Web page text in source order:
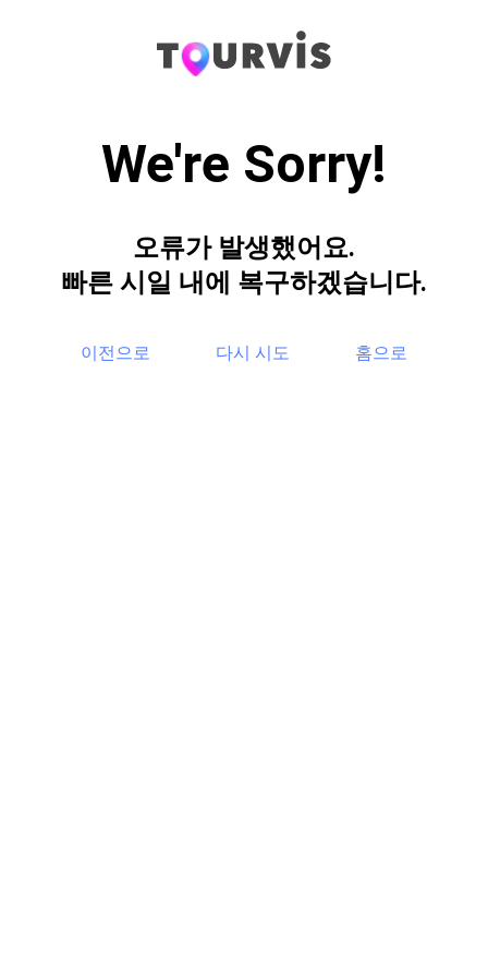
We're Sorry!
오류가 발생했어요.
빠른 시일 내에 복구하겠습니다.
이전으로 다시 시도 홈으로